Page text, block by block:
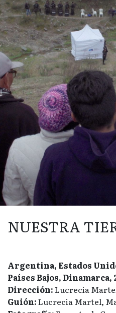
NUESTRA
Argentina, Estados
Países Bajos, Dinamarca,
Dirección:Lucrecia
Guión:Lucrecia Martel,